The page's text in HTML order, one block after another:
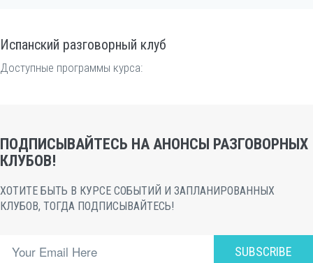
Испанский разговорный клуб
Доступные программы курса:
ПОДПИСЫВАЙТЕСЬ НА АНОНСЫ РАЗГОВОРНЫХ
КЛУБОВ!
ХОТИТЕ БЫТЬ В КУРСЕ СОБЫТИЙ И ЗАПЛАНИРОВАННЫХ
КЛУБОВ, ТОГДА ПОДПИСЫВАЙТЕСЬ!
SUBSCRIBE